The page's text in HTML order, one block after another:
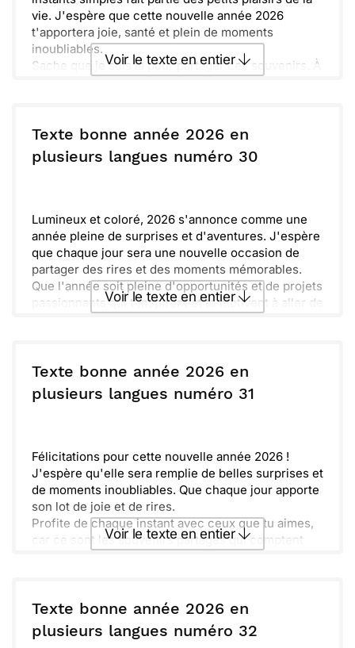
vie. J'espère que cette nouvelle année 2026
t'apportera joie, santé et plein de moments
inoubliables.
Sache que je suis là pour partager ces souvenirs. À
priorité.
Voir le texte en entier
ou : Copier Recevoir par mail
Texte bonne année 2026 en
plusieurs langues numéro 30
Lumineux et coloré, 2026 s'annonce comme une
année pleine de surprises et d'aventures. J'espère
que chaque jour sera une nouvelle occasion de
partager des rires et des moments mémorables.
Que l'année soit pleine d'opportunités et de projets
passionnants qui t'inspirent et te motivent à aller de
découvrir tout ce que nous vivrons. Ensemble,
nous ferons de 2026 une année inoubliable,
remplie de joie et d'évasion. À très bientôt !
Voir le texte en entier
ou : Copier Recevoir par mail
Texte bonne année 2026 en
plusieurs langues numéro 31
Félicitations pour cette nouvelle année 2026 !
J'espère qu'elle sera remplie de belles surprises et
de moments inoubliables. Que chaque jour apporte
son lot de joie et de rires.
Profite de chaque instant avec ceux que tu aimes,
car ce sont les souvenirs partagés qui comptent
que tu sauras les saisir. Reste ouvert(e) aux
opportunités qui se présenteront à toi.
Hâte de partager tout cela avec toi. Ensemble,
Voir le texte en entier
ou : Copier Recevoir par mail
Texte bonne année 2026 en
plusieurs langues numéro 32